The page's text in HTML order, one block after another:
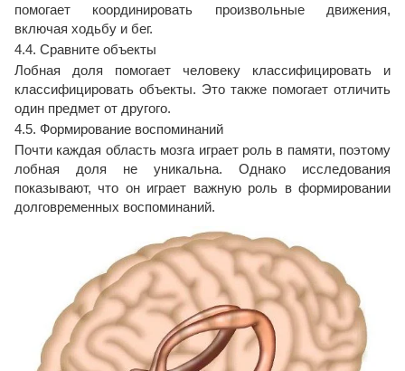
помогает координировать произвольные движения,
включая ходьбу и бег.
4.4. Сравните объекты
Лобная доля помогает человеку классифицировать и
классифицировать объекты. Это также помогает отличить
один предмет от другого.
4.5. Формирование воспоминаний
Почти каждая область мозга играет роль в памяти, поэтому
лобная доля не уникальна. Однако исследования
показывают, что он играет важную роль в формировании
долговременных воспоминаний.